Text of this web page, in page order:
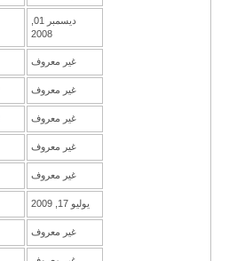
2008
غير معروف
غير معروف
غير معروف
غير معروف
غير معروف
يوليو 17, 2009
غير معروف